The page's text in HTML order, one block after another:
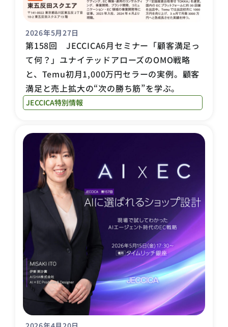
2026年5月27日
第158回 JECCICA6月セミナー「顧客満足っ
て何？」ユナイテッドアローズのOMO戦略
と、Temu初月1,000万円セラーの実例。顧客
満足と売上拡大の“次の勝ち筋”を学ぶ。
JECCICA特別情報